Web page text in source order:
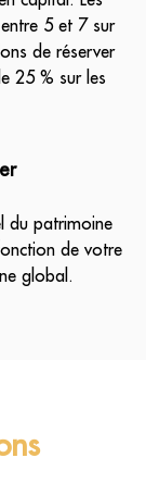
5 et 7 sur
de réserver
25 % sur les
du patrimoine
de votre
global.